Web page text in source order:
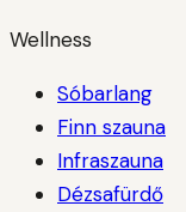
Wellness
Sóbarlang
Finn szauna
Infraszauna
Dézsafürdő